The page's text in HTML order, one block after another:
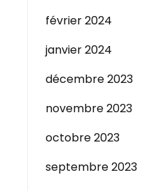
février 2024
janvier 2024
décembre 2023
novembre 2023
octobre 2023
septembre 2023